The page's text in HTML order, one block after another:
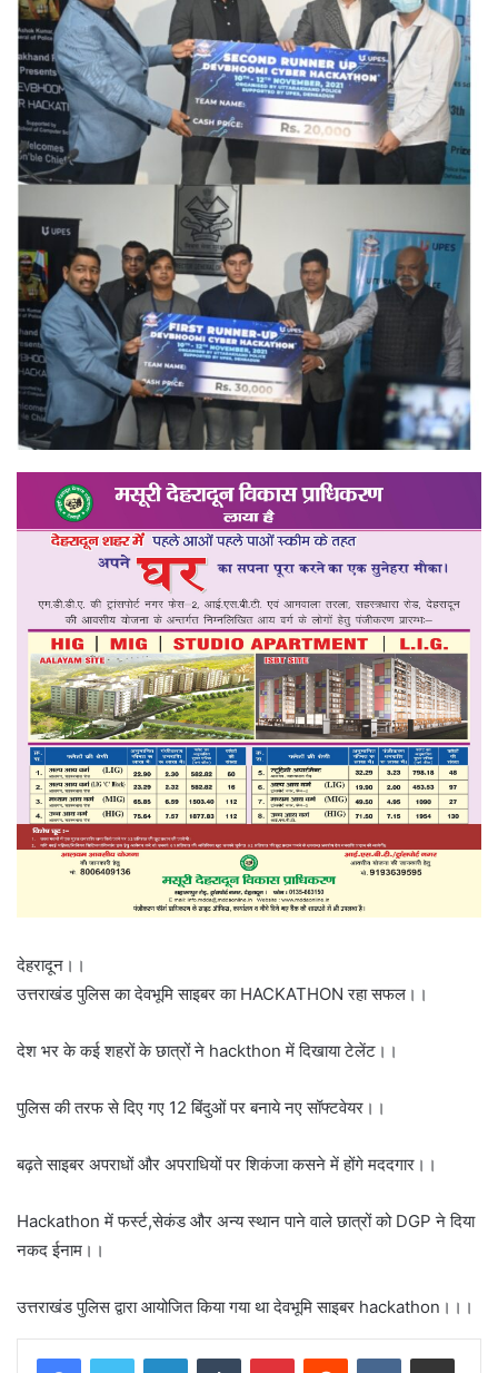
देहरादून।।
उत्तराखंड पुलिस का देवभूमि साइबर का HACKATHON रहा सफल।।
देश भर के कई शहरों के छात्रों ने hackthon में दिखाया टेलेंट।।
पुलिस की तरफ से दिए गए 12 बिंदुओं पर बनाये नए सॉफ्टवेयर।।
बढ़ते साइबर अपराधों और अपराधियों पर शिकंजा कसने में होंगे मददगार।।
Hackathon में फर्स्ट,सेकंड और अन्य स्थान पाने वाले छात्रों को DGP ने दिया
नकद ईनाम।।
उत्तराखंड पुलिस द्वारा आयोजित किया गया था देवभूमि साइबर hackathon।।।
LinkedInTumblr PinterestReddit VKontakteShare via Email